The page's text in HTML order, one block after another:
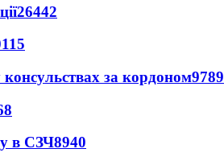
26442
за кордоном9789
в СЗЧ8940